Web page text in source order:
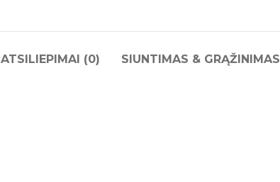
ATSILIEPIMAI (0) SIUNTIMAS & GRĄŽINIMAS